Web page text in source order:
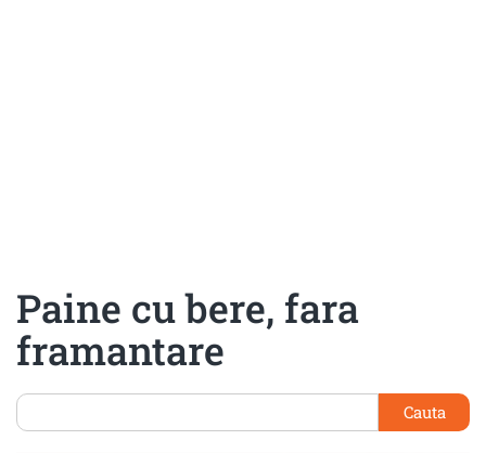
Paine cu bere, fara
framantare
Cauta